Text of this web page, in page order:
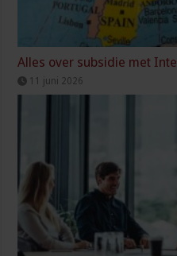
Alles over subsidie met
11 juni 2026